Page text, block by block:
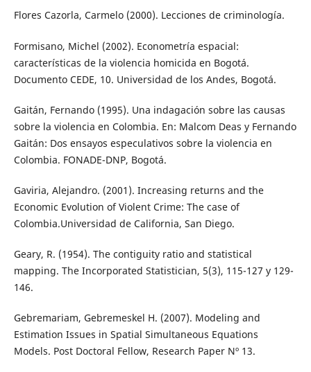
Flores Cazorla, Carmelo (2000). Lecciones de criminología.
Formisano, Michel (2002). Econometría espacial:
características de la violencia homicida en Bogotá.
Documento CEDE, 10. Universidad de los Andes, Bogotá.
Gaitán, Fernando (1995). Una indagación sobre las causas
sobre la violencia en Colombia. En: Malcom Deas y Fernando
Gaitán: Dos ensayos especulativos sobre la violencia en
Colombia. FONADE-DNP, Bogotá.
Gaviria, Alejandro. (2001). Increasing returns and the
Economic Evolution of Violent Crime: The case of
Colombia.Universidad de California, San Diego.
Geary, R. (1954). The contiguity ratio and statistical
mapping. The Incorporated Statistician, 5(3), 115-127 y 129-
146.
Gebremariam, Gebremeskel H. (2007). Modeling and
Estimation Issues in Spatial Simultaneous Equations
Models. Post Doctoral Fellow, Research Paper Nº 13.